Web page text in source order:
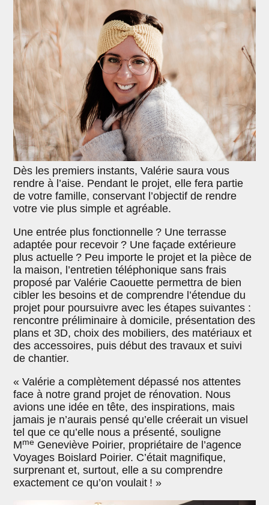
Dès les premiers instants, Valérie saura vous
rendre à l’aise. Pendant le projet, elle fera partie
de votre famille, conservant l’objectif de rendre
votre vie plus simple et agréable.
Une entrée plus fonctionnelle ? Une terrasse
adaptée pour recevoir ? Une façade extérieure
plus actuelle ? Peu importe le projet et la pièce de
la maison, l’entretien téléphonique sans frais
proposé par Valérie Caouette permettra de bien
cibler les besoins et de comprendre l’étendue du
projet pour poursuivre avec les étapes suivantes :
rencontre préliminaire à domicile, présentation des
plans et 3D, choix des mobiliers, des matériaux et
des accessoires, puis début des travaux et suivi
de chantier.
« Valérie a complètement dépassé nos attentes
face à notre grand projet de rénovation. Nous
avions une idée en tête, des inspirations, mais
jamais je n’aurais pensé qu’elle créerait un visuel
tel que ce qu’elle nous a présenté, souligne
Mme Geneviève Poirier, propriétaire de l’agence
Voyages Boislard Poirier. C’était magnifique,
surprenant et, surtout, elle a su comprendre
exactement ce qu’on voulait ! »